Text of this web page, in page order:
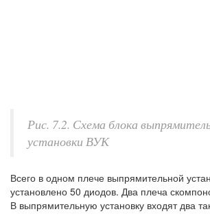
Рис. 7.2. Схема блока
установки ВУК
Всего в одном плече выпрямительной
установлено 50 диодов. Два плеча
В выпрямительную установку входят два